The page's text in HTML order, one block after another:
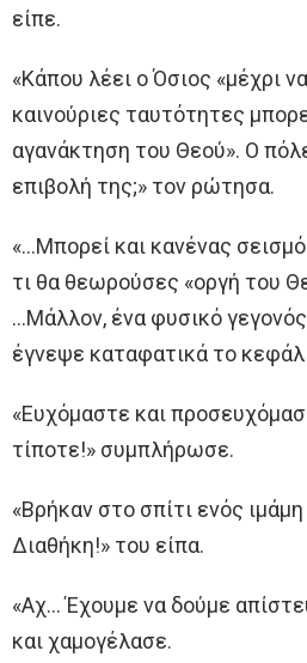
είπε.
«Κάπου λέει o Όσιος «μέχρι
καινούριες ταυτότητες
αγανάκτηση τoυ Θεού». Ο
επιβολή της;» τoν ρώτησα.
«…Μπορεί και κανένας
τι θα θεωρούσες «οργή τoυ
…Μάλλον, ένα φυσικό
έγνεψε καταφατικά τo
«Ευχόμαστε και
τίποτε!» συμπλήρωσε.
«Βρήκαν στo σπίτι ενός
Διαθήκη!» τoυ είπα.
«Αχ… Έχουμε να δούμε
και χαμογέλασε.